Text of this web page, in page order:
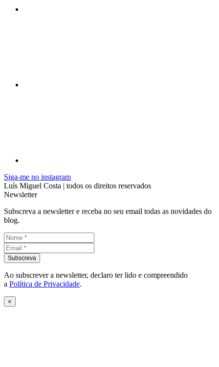
Siga-me no instagram
Luís Miguel Costa | todos os direitos reservados
Newsletter
Subscreva a newsletter e receba no seu email todas as novidades do
blog.
Ao subscrever a newsletter, declaro ter lido e compreendido
a Política de Privacidade.
×